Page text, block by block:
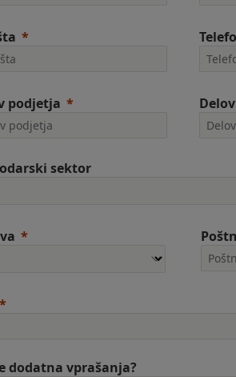
podjetja
sektor
dodatna vprašanja?